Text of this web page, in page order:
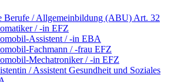
Berufe / Allgemeinbildung (ABU) Art. 32
/ -in EFZ
Assistent / -in EBA
Fachmann / -frau EFZ
Mechatroniker / -in EFZ
/ Assistent Gesundheit und Soziales